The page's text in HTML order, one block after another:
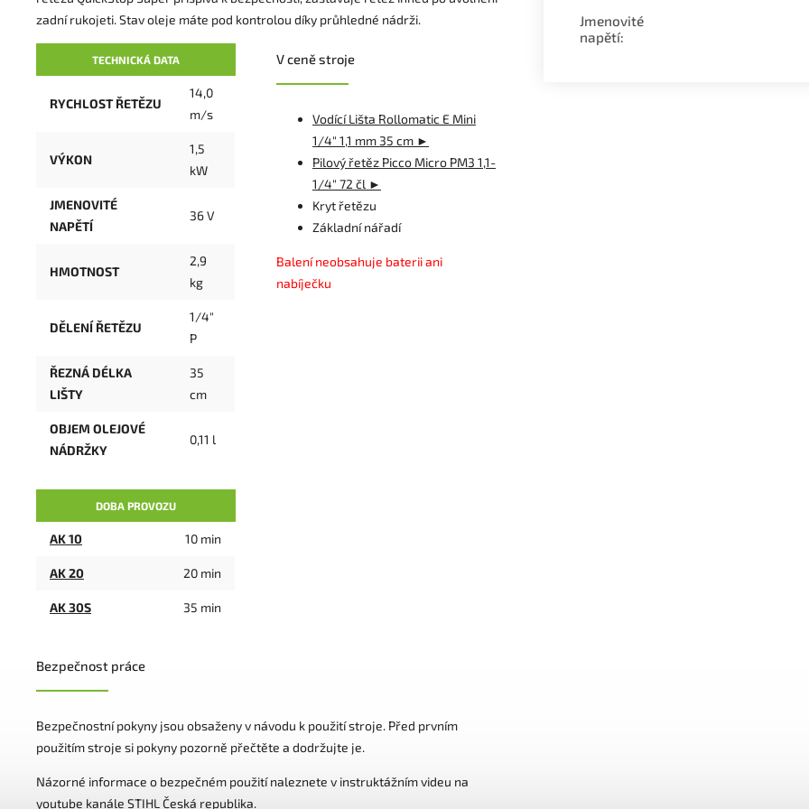
zadní rukojeti. Stav oleje máte pod kontrolou díky průhledné nádrži.
TECHNICKÁ DATA
RYCHLOST ŘETĚZU
14,0
m/s
VÝKON
1,5
kW
JMENOVITÉ
NAPĚTÍ
36 V
HMOTNOST
2,9
kg
DĚLENÍ ŘETĚZU
1/4"
P
ŘEZNÁ DÉLKA
LIŠTY
35
cm
OBJEM OLEJOVÉ
NÁDRŽKY
0,11 l
DOBA PROVOZU
AK 10 10 min
AK 20 20 min
AK 30S 35 min
V ceně stroje
Vodící Lišta Rollomatic E Mini
1/4" 1,1 mm 35 cm ►
Pilový řetěz Picco Micro PM3 1,1-
1/4" 72 čl ►
Kryt řetězu
Základní nářadí
Balení neobsahuje baterii ani
nabíječku
Bezpečnost práce
Bezpečnostní pokyny jsou obsaženy v návodu k použití stroje. Před prvním
použitím stroje si pokyny pozorně přečtěte a dodržujte je.
Názorné informace o bezpečném použití naleznete v instruktážním videu na
youtube kanále STIHL Česká republika.
Jmenovité
napětí: